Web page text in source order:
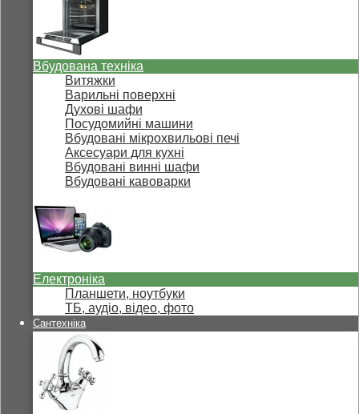
Вбудована техніка
Витяжки
Варильні поверхні
Духові шафи
Посудомийні машини
Вбудовані мікрохвильові печі
Аксесуари для кухні
Вбудовані винні шафи
Вбудовані кавоварки
Електроніка
Планшети, ноутбуки
ТБ, аудіо, відео, фото
Сантехніка